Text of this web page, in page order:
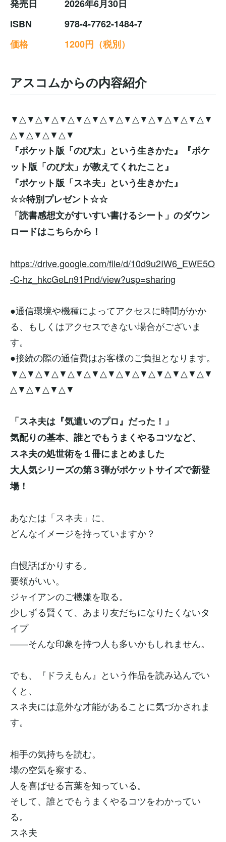
発売日
2026年6月30日
ISBN
978-4-7762-1484-7
価格
1200円（税別）
アスコムからの内容紹介
▼△▼△▼△▼△▼△▼△▼△▼△▼△▼△▼△▼△▼
△▼△▼△▼△▼
『ポケット版「のび太」という生きかた』『ポケ
ット版「のび太」が教えてくれたこと』
『ポケット版「スネ夫」という生きかた』
☆☆特別プレゼント☆☆
「読書感想文がすいすい書けるシート」のダウン
ロードはこちらから！
https://drive.google.com/file/d/10d9u2IW6_EWE5O
-C-hz_hkcGeLn91Pnd/view?usp=sharing
●通信環境や機種によってアクセスに時間がかか
る、もしくはアクセスできない場合がございま
す。
●接続の際の通信費はお客様のご負担となります。
▼△▼△▼△▼△▼△▼△▼△▼△▼△▼△▼△▼△▼
△▼△▼△▼△▼
「スネ夫は『気遣いのプロ』だった！」
気配りの基本、誰とでもうまくやるコツなど、
スネ夫の処世術を１冊にまとめました
大人気シリーズの第３弾がポケットサイズで新登
場！
あなたは「スネ夫」に、
どんなイメージを持っていますか？
自慢話ばかりする。
要領がいい。
ジャイアンのご機嫌を取る。
少しずる賢くて、あまり友だちになりたくないタ
イプ
――そんな印象を持つ人も多いかもしれません。
でも、『ドラえもん』という作品を読み込んでい
くと、
スネ夫には意外な才能があることに気づかされま
す。
相手の気持ちを読む。
場の空気を察する。
人を喜ばせる言葉を知っている。
そして、誰とでもうまくやるコツをわかってい
る。
スネ夫